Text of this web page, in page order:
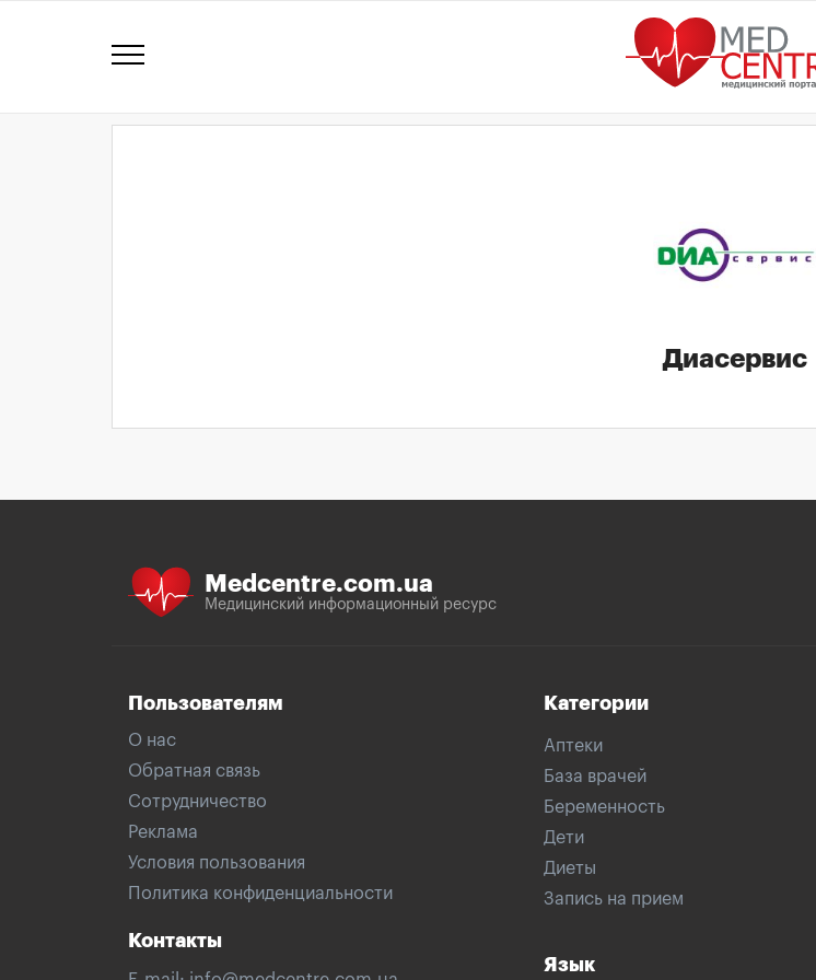
Диасервис
Medcentre.com.ua
Медицинский информационный ресурс
Пользователям
О нас
Обратная связь
Сотрудничество
Реклама
Условия пользования
Политика конфиденциальности
Контакты
Категории
Аптеки
База врачей
Беременность
Дети
Диеты
Запись на прием
Язык